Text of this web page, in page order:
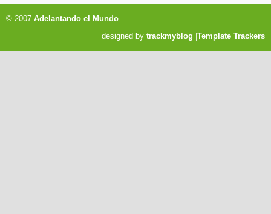
© 2007 Adelantando el Mundo
designed by trackmyblog Template Trackers